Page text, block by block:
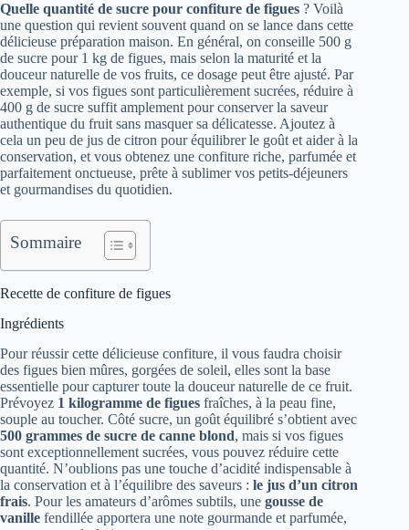
Quelle quantité de sucre pour confiture de figues ? Voilà
une question qui revient souvent quand on se lance dans cette
délicieuse préparation maison. En général, on conseille 500 g
de sucre pour 1 kg de figues, mais selon la maturité et la
douceur naturelle de vos fruits, ce dosage peut être ajusté. Par
exemple, si vos figues sont particulièrement sucrées, réduire à
400 g de sucre suffit amplement pour conserver la saveur
authentique du fruit sans masquer sa délicatesse. Ajoutez à
cela un peu de jus de citron pour équilibrer le goût et aider à la
conservation, et vous obtenez une confiture riche, parfumée et
parfaitement onctueuse, prête à sublimer vos petits-déjeuners
et gourmandises du quotidien.
Sommaire
Recette de confiture de figues
Ingrédients
Pour réussir cette délicieuse confiture, il vous faudra choisir
des figues bien mûres, gorgées de soleil, elles sont la base
essentielle pour capturer toute la douceur naturelle de ce fruit.
Prévoyez 1 kilogramme de figues fraîches, à la peau fine,
souple au toucher. Côté sucre, un goût équilibré s’obtient avec
500 grammes de sucre de canne blond, mais si vos figues
sont exceptionnellement sucrées, vous pouvez réduire cette
quantité. N’oublions pas une touche d’acidité indispensable à
la conservation et à l’équilibre des saveurs : le jus d’un citron
frais. Pour les amateurs d’arômes subtils, une gousse de
vanille fendillée apportera une note gourmande et parfumée,